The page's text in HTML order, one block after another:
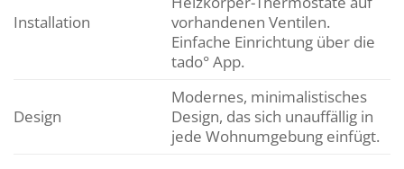
Installation
vorhandenen Ventilen.
Einfache Einrichtung über die
tado° App.
Design
Modernes, minimalistisches
Design, das sich unauffällig in
jede Wohnumgebung einfügt.